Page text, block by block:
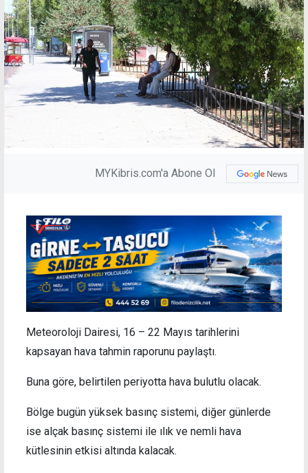
MYKibris.com'a Abone Ol
Meteoroloji Dairesi, 16 – 22 Mayıs tarihlerini
kapsayan hava tahmin raporunu paylaştı.
Buna göre, belirtilen periyotta hava bulutlu olacak.
Bölge bugün yüksek basınç sistemi, diğer günlerde
ise alçak basınç sistemi ile ılık ve nemli hava
kütlesinin etkisi altında kalacak.